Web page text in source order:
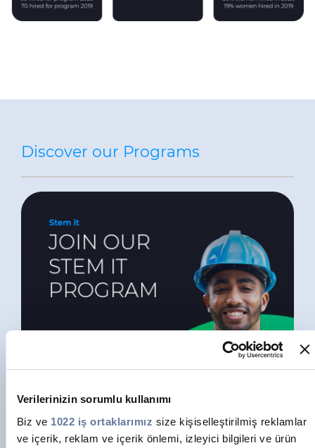
Verilerinizin sorumlu kullanımı
Biz ve 1022 iş ortaklarımız size kişiselleştirilmiş reklamlar
ve içerik, reklam ve içerik önlemi, izleyici bilgileri ve ürün
Discover our Programs
STEM IT PROGRAM
GO TO PAGE